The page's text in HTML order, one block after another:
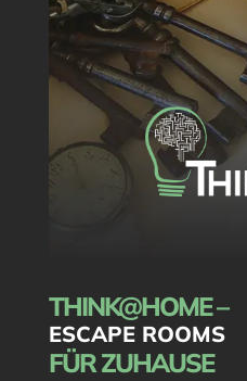
THINK@HOME –
ESCAPE ROOMS
FÜR ZUHAUSE